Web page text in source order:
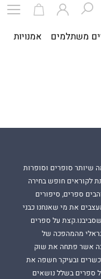
משתלמים אמנויות
שיותר סופרים וסופרות
לקוראים חופש בחירה
ספרים, סיפורים
את מי שאנחנו כבני
על ספרים
מהמהפכה של
אשר פתחה את שוק
ובעיקר חשפה את
ספרים בשלל נושאים